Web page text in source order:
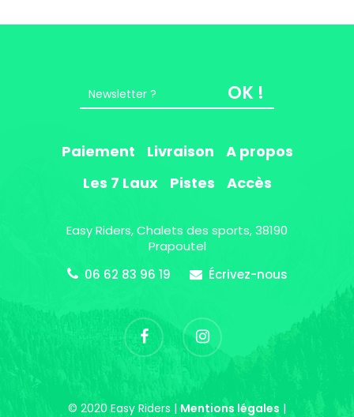
OK !
Paiement Livraison
A propos
Les 7 Laux
Pistes Accès
Easy Riders, Chalets des sports, 38190
Prapoutel
06 62 83 96 19
Écrivez-nous
© 2020 Easy Riders | Mentions légales |